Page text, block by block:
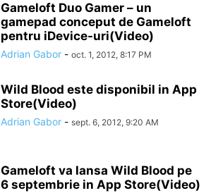
Gameloft Duo Gamer – un
gamepad conceput de Gameloft
pentru iDevice-uri(Video)
Adrian Gabor - oct. 1, 2012, 8:17 PM
Wild Blood este disponibil in App
Store(Video)
Adrian Gabor - sept. 6, 2012, 9:20 AM
Gameloft va lansa Wild Blood pe
6 septembrie in App Store(Video)